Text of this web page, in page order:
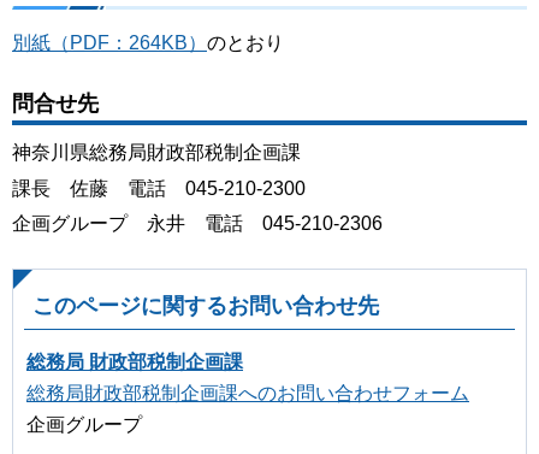
別紙（PDF：264KB） のとおり
問合せ先
神奈川県総務局財政部税制企画課
課長 佐藤 電話 045-210-2300
企画グループ 永井 電話 045-210-2306
このページに関するお問い合わせ先
総務局 財政部税制企画課
総務局財政部税制企画課へのお問い合わせフォーム
企画グループ